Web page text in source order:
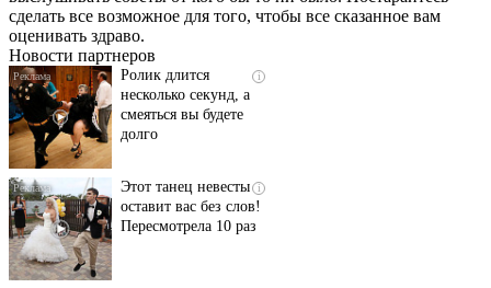
сделать все возможное для того, чтобы все сказанное вам
оценивать здраво.
Новости партнеров
их не видят...
i
Ролик длится
несколько секунд, а
смеяться вы будете
долго
i
Этот танец невесты
оставит вас без слов!
Пересмотрела 10 раз